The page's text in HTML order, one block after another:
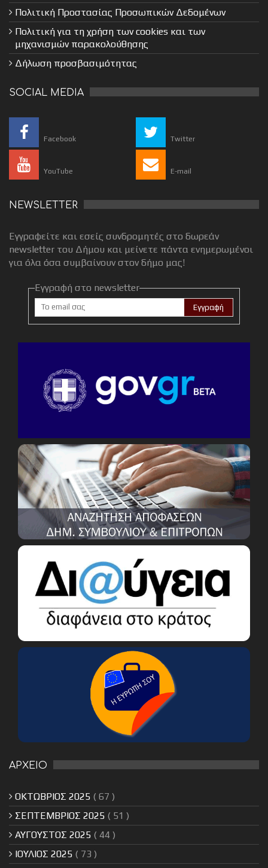
Πολιτική Προστασίας Προσωπικών Δεδομένων
Πολιτική για τη χρήση των cookies και των
μηχανισμών παρακολούθησης
Δήλωση προσβασιμότητας
SOCIAL MEDIA
Facebook Twitter
YouTube E-mail
NEWSLETTER
Εγγραφείτε και εσείς συνδρομητές στο δωρεάν
newsletter του Δήμου και μείνετε πάντα ενημερωμένοι
για όλα όσα συμβαίνουν στον δήμο μας!
Εγγραφή στο newsletter
ΑΡΧΕΙΟ
ΟΚΤΩΒΡΙΟΣ 2025 ( 67 )
ΣΕΠΤΕΜΒΡΙΟΣ 2025 ( 51 )
ΑΥΓΟΥΣΤΟΣ 2025 ( 44 )
ΙΟΥΛΙΟΣ 2025 ( 73 )